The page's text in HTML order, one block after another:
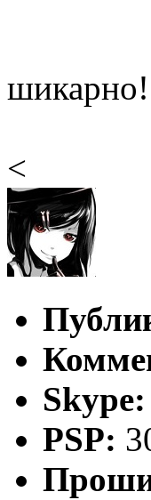
шикарно!
<
Skype:
PSP: